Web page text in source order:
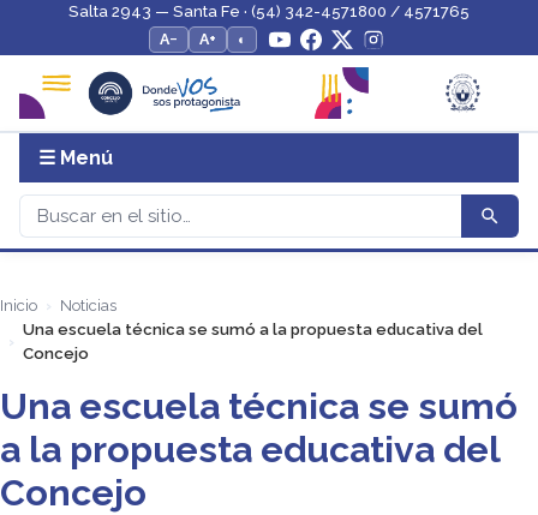
Salta 2943 — Santa Fe · (54) 342-4571800 / 4571765
A−
A+ ◐
☰ Menú
Inicio
Noticias
Una escuela técnica se sumó a la propuesta educativa del
Concejo
Una escuela técnica se sumó
a la propuesta educativa del
Concejo